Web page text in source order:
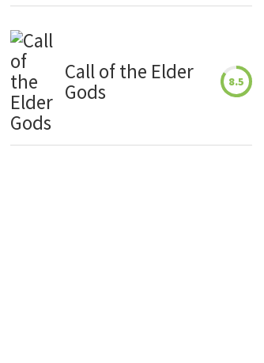
Call of the Elder
Gods
8.5